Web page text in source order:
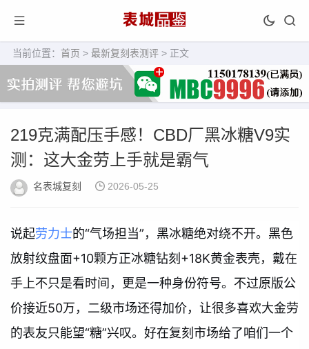
当前位置： 首页 > 最新复刻表测评 > 正文
219克满配压手感！CBD厂黑冰糖V9实
测：这大金劳上手就是霸气
名表城复刻 2026-05-25
说起劳力士的“气场担当”，黑冰糖绝对绕不开。黑色
放射纹盘面+10颗方正冰糖钻刻+18K黄金表壳，戴在
手上不只是看时间，更是一种身份符号。不过原版公
价接近50万，二级市场还得加价，让很多喜欢大金劳
的表友只能望“糖”兴叹。好在复刻市场给了咱们一个